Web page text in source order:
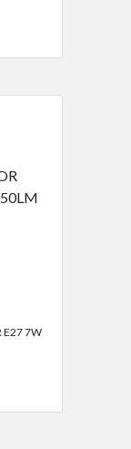
E27 7W